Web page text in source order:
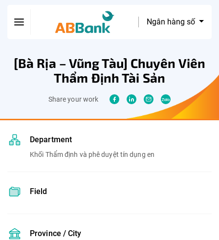
Ngân hàng số
[Bà Rịa – Vũng Tàu] Chuyên Viên
Thẩm Định Tài Sản
Share your work
Department
Khối Thẩm định và phê duyệt tín dụng en
Field
Province / City